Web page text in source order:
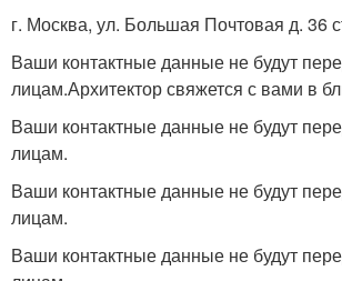
г. Москва, ул. Большая Почтовая д. 36
Ваши контактные данные не будут
лицам.Архитектор свяжется с вами в
Ваши контактные данные не будут
лицам.
Ваши контактные данные не будут
лицам.
Ваши контактные данные не будут